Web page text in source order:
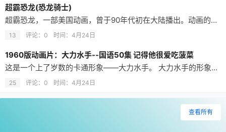
超霸恐龙(恐龙骑士)
超霸恐龙，一部美国动画，曾于90年代初在大陆播出。动画的主题是控制恐龙、大炮和打仗。因为时空穿越，而来到白垩纪的正义和邪恶的双方。骑上恐龙，装上各种现代的武器，在原始的时空里继续着未完的战争。 遥远的Valorie星球上善良的Valorian人和平生活了很久很久。然而rulon帝国的入侵使得和平不复存在。很快Valorie星球被rulon人占领，昆士塔（Questar）和他的人民乘坐一艘太空巡洋舰…
13 评论：0 时间： 4月24日
1960版动画片：大力水手--国语50集 记得他很爱吃菠菜
这是一个上了岁数的卡通形象——大力水手。 大力水手的形象诞生于1929年美国漫画中，这样算来也有九十多岁了，这位大鼻子，歪嘴巴，爱打拳击，永远叼着烟斗，还纹身，一吃菠菜就力大无穷的卡通人物陪伴了一代又一代人的童年，不过国内00后看过这部动画片的人就很少了，回想之前热播的天线宝宝，感觉自己童年又躲过了一劫。 大力水手这段记忆已经尘封十几年了，如今回想仍有许多画面印象深刻，首先是大力水手的女朋友长得好…
25 评论：0 时间： 4月24日
查看所有